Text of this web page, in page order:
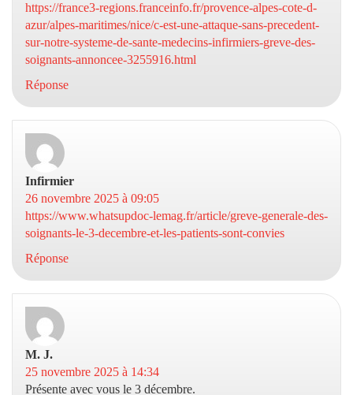
https://france3-regions.franceinfo.fr/provence-alpes-cote-d-
azur/alpes-maritimes/nice/c-est-une-attaque-sans-precedent-
sur-notre-systeme-de-sante-medecins-infirmiers-greve-des-
soignants-annoncee-3255916.html
Réponse
Infirmier
26 novembre 2025 à 09:05
https://www.whatsupdoc-lemag.fr/article/greve-generale-des-
soignants-le-3-decembre-et-les-patients-sont-convies
Réponse
M. J.
25 novembre 2025 à 14:34
Présente avec vous le 3 décembre.